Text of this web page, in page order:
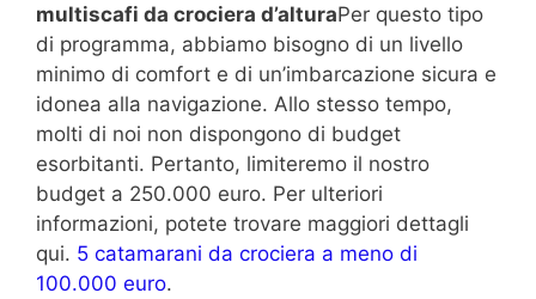
multiscafi da crociera d’alturaPer questo tipo
di programma, abbiamo bisogno di un livello
minimo di comfort e di un’imbarcazione sicura e
idonea alla navigazione. Allo stesso tempo,
molti di noi non dispongono di budget
esorbitanti. Pertanto, limiteremo il nostro
budget a 250.000 euro. Per ulteriori
informazioni, potete trovare maggiori dettagli
qui. 5 catamarani da crociera a meno di
100.000 euro.